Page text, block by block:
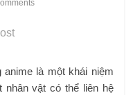
là một khái niệm
vật có thể liên hệ